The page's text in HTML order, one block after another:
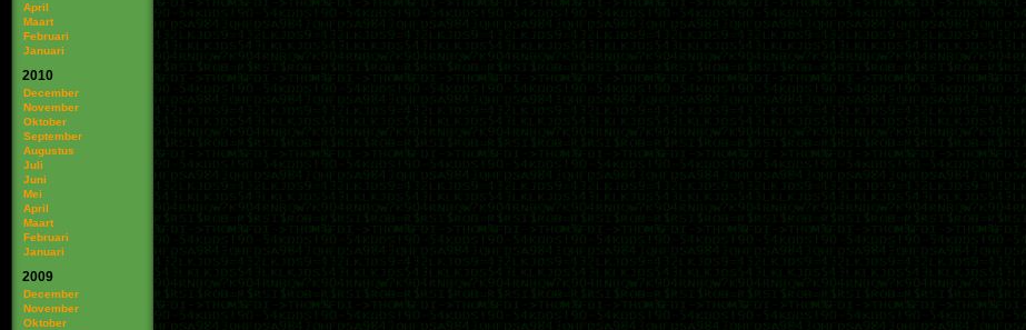
April
Maart
Februari
Januari
2010
December
November
Oktober
September
Augustus
Juli
Juni
Mei
April
Maart
Februari
Januari
2009
December
November
Oktober